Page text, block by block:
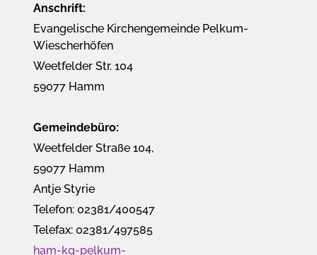
Anschrift:
Evangelische Kirchengemeinde Pelkum-
Wiescherhöfen
Weetfelder Str. 104
59077 Hamm
Gemeindebüro:
Weetfelder Straße 104,
59077 Hamm
Antje Styrie
Telefon: 02381/400547
Telefax: 02381/497585
ham-kg-pelkum-